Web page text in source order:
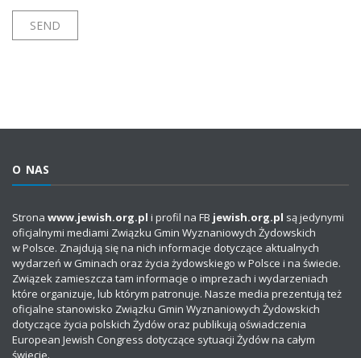
O NAS
Strona www.jewish.org.pl i profil na FB jewish.org.pl są jedynymi
oficjalnymi mediami Związku Gmin Wyznaniowych Żydowskich
w Polsce. Znajdują się na nich informacje dotyczące aktualnych
wydarzeń w Gminach oraz życia żydowskiego w Polsce i na świecie.
Związek zamieszcza tam informacje o imprezach i wydarzeniach
które organizuje, lub którym patronuje. Nasze media prezentują też
oficjalne stanowisko Związku Gmin Wyznaniowych Żydowskich
dotyczące życia polskich Żydów oraz publikują oświadczenia
European Jewish Congress dotyczące sytuacji Żydów na całym
świecie.